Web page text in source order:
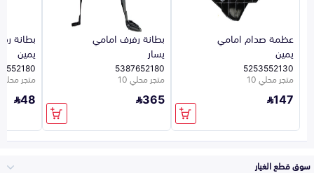
عظمة صدام امامي
يمين
5253552130
متجر محلي 10
147
بطانة رفرف امامي
يسار
5387652180
متجر محلي 10
365
بطانة
يمين
متجر محلي
48
سوق قطع الغيار